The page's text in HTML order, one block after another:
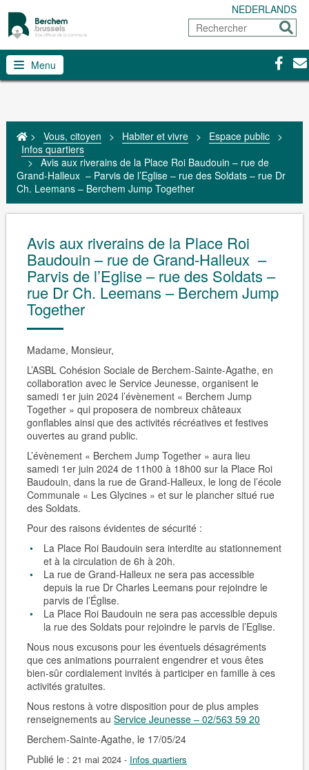
NEDERLANDS
Rechercher
Menu
> Vous, citoyen > Habiter et vivre > Espace public
>
Infos quartiers
> Avis aux riverains de la Place Roi Baudouin – rue de
Grand-Halleux – Parvis de l’Eglise – rue des Soldats – rue Dr
Ch. Leemans – Berchem Jump Together
Avis aux riverains de la Place Roi
Baudouin – rue de Grand-Halleux –
Parvis de l’Eglise – rue des Soldats –
rue Dr Ch. Leemans – Berchem Jump
Together
Madame, Monsieur,
L’ASBL Cohésion Sociale de Berchem-Sainte-Agathe, en
collaboration avec le Service Jeunesse, organisent le
samedi 1er juin 2024 l’évènement « Berchem Jump
Together » qui proposera de nombreux châteaux
gonflables ainsi que des activités récréatives et festives
ouvertes au grand public.
L’évènement « Berchem Jump Together » aura lieu
samedi 1er juin 2024 de 11h00 à 18h00 sur la Place Roi
Baudouin, dans la rue de Grand-Halleux, le long de l’école
Communale « Les Glycines » et sur le plancher situé rue
des Soldats.
Pour des raisons évidentes de sécurité :
La Place Roi Baudouin sera interdite au stationnement
et à la circulation de 6h à 20h.
La rue de Grand-Halleux ne sera pas accessible
depuis la rue Dr Charles Leemans pour rejoindre le
parvis de l’Église.
La Place Roi Baudouin ne sera pas accessible depuis
la rue des Soldats pour rejoindre le parvis de l’Eglise.
Nous nous excusons pour les éventuels désagréments
que ces animations pourraient engendrer et vous êtes
bien-sûr cordialement invités à participer en famille à ces
activités gratuites.
Nous restons à votre disposition pour de plus amples
renseignements au Service Jeunesse – 02/563 59 20
Berchem-Sainte-Agathe, le 17/05/24
Publié le : 21 mai 2024 - Infos quartiers